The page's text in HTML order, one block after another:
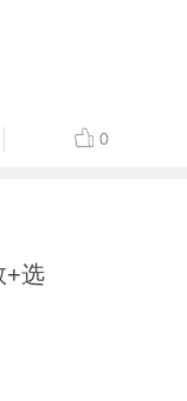
0
+选